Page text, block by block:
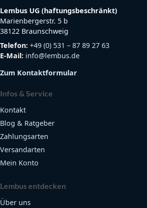
Lembus UG (haftungsbeschränkt)
Marienbergerstr. 5 b
38122 Braunschweig
Telefon: +49 (0) 531 – 87 89 27 63
E-Mail: info@lembus.de
Zum Kontaktformular
Infos & Service
Kontakt
Blog & Ratgeber
Zahlungsarten
Versandarten
Mein Konto
Lembus entdecken
Über uns